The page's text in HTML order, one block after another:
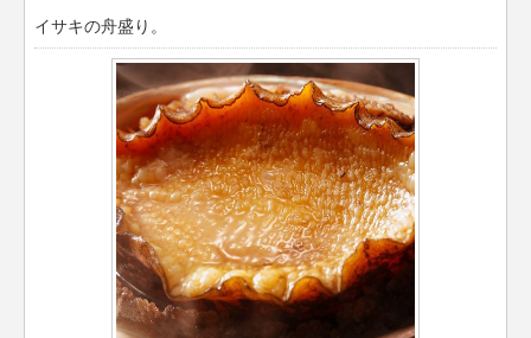
イサキの舟盛り。